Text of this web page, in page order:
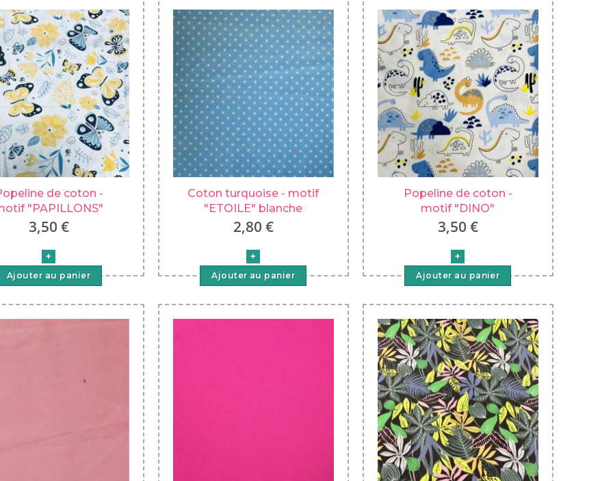
de coton -
"PAPILLONS"
3,50 €
Ajouter au panier
Coton turquoise - motif
"ETOILE" blanche
2,80 €
Ajouter au panier
Popeline de coton -
motif "DINO"
3,50 €
Ajouter au panier